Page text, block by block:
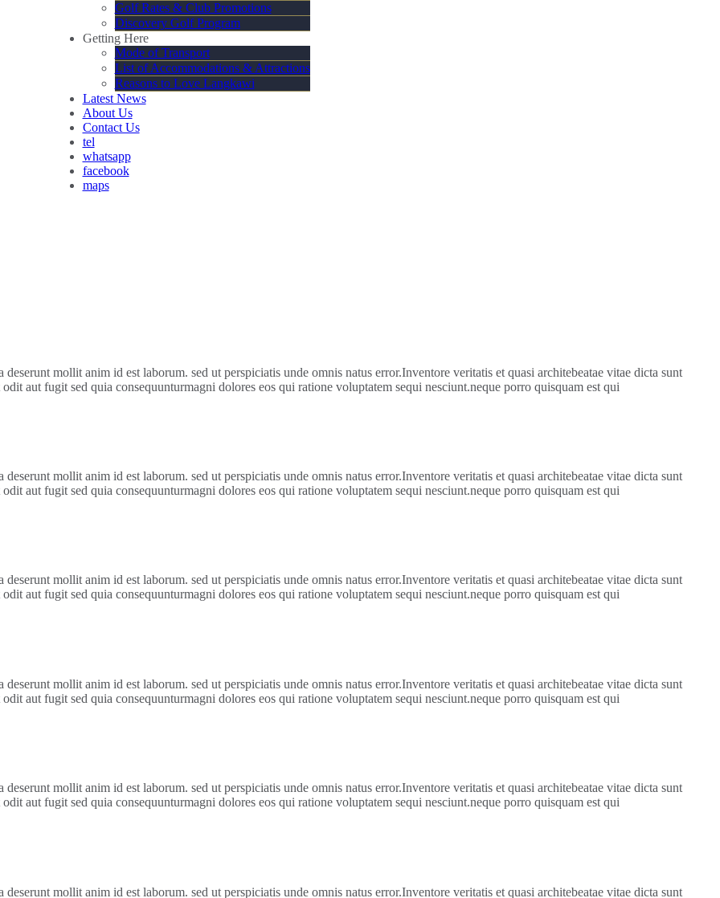
Golf Rates & Club Promotions
Discovery Golf Program
Getting Here
Mode of Transport
List of Accommodations & Attractions
Reasons to Love Langkawi
Latest News
About Us
Contact Us
tel
whatsapp
facebook
maps
mollit anim id est laborum. sed ut perspiciatis unde omnis natus error.Inventore veritatis et quasi architebeatae vitae dicta sunt
aut fugit sed quia consequunturmagni dolores eos qui ratione voluptatem sequi nesciunt.neque porro quisquam est qui
mollit anim id est laborum. sed ut perspiciatis unde omnis natus error.Inventore veritatis et quasi architebeatae vitae dicta sunt
aut fugit sed quia consequunturmagni dolores eos qui ratione voluptatem sequi nesciunt.neque porro quisquam est qui
mollit anim id est laborum. sed ut perspiciatis unde omnis natus error.Inventore veritatis et quasi architebeatae vitae dicta sunt
aut fugit sed quia consequunturmagni dolores eos qui ratione voluptatem sequi nesciunt.neque porro quisquam est qui
mollit anim id est laborum. sed ut perspiciatis unde omnis natus error.Inventore veritatis et quasi architebeatae vitae dicta sunt
aut fugit sed quia consequunturmagni dolores eos qui ratione voluptatem sequi nesciunt.neque porro quisquam est qui
mollit anim id est laborum. sed ut perspiciatis unde omnis natus error.Inventore veritatis et quasi architebeatae vitae dicta sunt
aut fugit sed quia consequunturmagni dolores eos qui ratione voluptatem sequi nesciunt.neque porro quisquam est qui
mollit anim id est laborum. sed ut perspiciatis unde omnis natus error.Inventore veritatis et quasi architebeatae vitae dicta sunt